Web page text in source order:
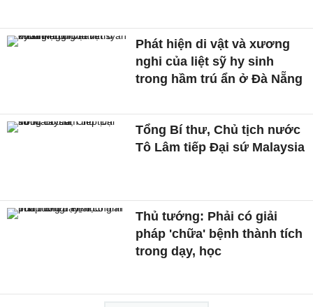
Phát hiện di vật và xương
nghi của liệt sỹ hy sinh
trong hầm trú ẩn ở Đà Nẵng
Tổng Bí thư, Chủ tịch nước
Tô Lâm tiếp Đại sứ Malaysia
Thủ tướng: Phải có giải
pháp 'chữa' bệnh thành tích
trong dạy, học